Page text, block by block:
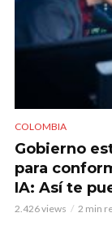
COLOMBIA
Gobierno
para
IA: Así te
2.426 views 2 min